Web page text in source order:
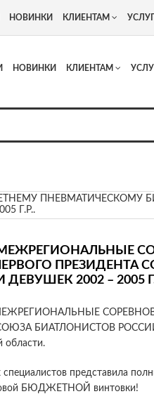
г. Москва, Люберцы,
НОВИНКИ КЛИЕНТАМ
НОВИНКИ КЛИЕНТАМ
ПНЕВМАТИЧЕСКОМУ
Г.Р..
ПРЕЗИДЕНТА
2002 – 2005
МЕЖРЕГИОНАЛЬНЫЕ
БИАТЛОНИСТОВ
области.
представила
БЮДЖЕТНОЙ винтовки!